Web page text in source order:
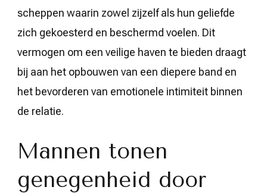
scheppen waarin zowel zijzelf als hun geliefde
zich gekoesterd en beschermd voelen. Dit
vermogen om een veilige haven te bieden draagt
bij aan het opbouwen van een diepere band en
het bevorderen van emotionele intimiteit binnen
de relatie.
Mannen tonen
genegenheid door